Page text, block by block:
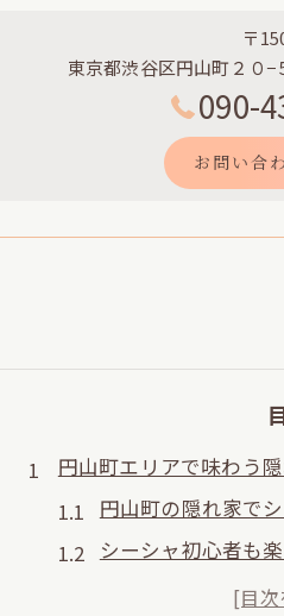
〒
東京都渋谷区円山町２０
090-
お問い合
円山町エリアで味わう
円山町の隠れ家で
シーシャ初心者も
円山町で出会う個